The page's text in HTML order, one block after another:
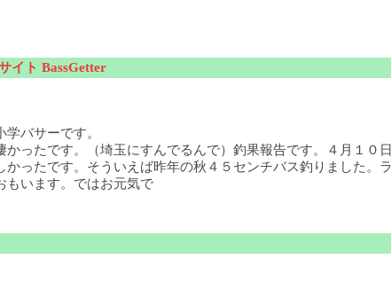
イト BassGetter
バサーです。
ったです。（埼玉にすんでるんで）釣果報告です。４月１０
ったです。そういえば昨年の秋４５センチバス釣りました。
もいます。ではお元気で